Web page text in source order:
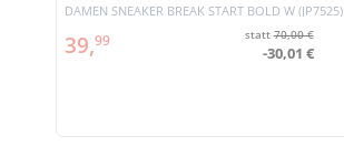
DAMEN SNEAKER BREAK START BOLD W (JP7525)
39,99 statt70,00 €
-30,01 €